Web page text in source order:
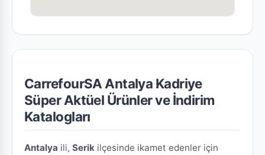
CarrefourSA Antalya Kadriye
Süper Aktüel Ürünler ve İndirim
Katalogları
Antalya ili, Serik ilçesinde ikamet edenler için